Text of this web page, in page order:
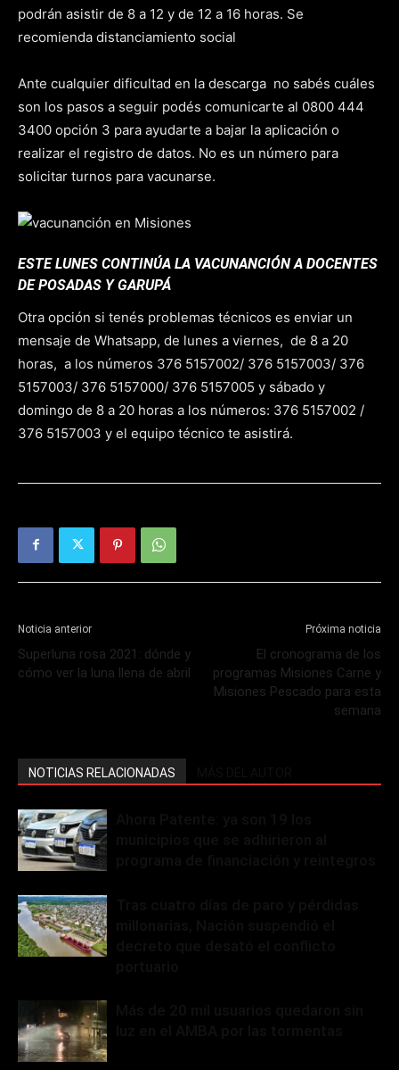
podrán asistir de 8 a 12 y de 12 a 16 horas. Se
recomienda distanciamiento social
Ante cualquier dificultad en la descarga no sabés cuáles
son los pasos a seguir podés comunicarte al 0800 444
3400 opción 3 para ayudarte a bajar la aplicación o
realizar el registro de datos. No es un número para
solicitar turnos para vacunarse.
ESTE LUNES CONTINÚA LA VACUNANCIÓN A DOCENTES
DE POSADAS Y GARUPÁ
Otra opción si tenés problemas técnicos es enviar un
mensaje de Whatsapp, de lunes a viernes, de 8 a 20
horas, a los números 376 5157002/ 376 5157003/ 376
5157003/ 376 5157000/ 376 5157005 y sábado y
domingo de 8 a 20 horas a los números: 376 5157002 /
376 5157003 y el equipo técnico te asistirá.
Noticia anterior
Superluna rosa 2021: dónde y
cómo ver la luna llena de abril
Próxima noticia
El cronograma de los
programas Misiones Carne y
Misiones Pescado para esta
semana
NOTICIAS RELACIONADAS